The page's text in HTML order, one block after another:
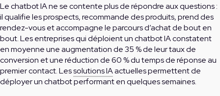
Le chatbot IA ne se contente plus de répondre aux questions :
il qualifie les prospects, recommande des produits, prend des
rendez-vous et accompagne le parcours d’achat de bout en
bout. Les entreprises qui déploient un chatbot IA constatent
en moyenne une augmentation de 35 % de leur taux de
conversion et une réduction de 60 % du temps de réponse au
premier contact. Lessolutions IAactuelles permettent de
déployer un chatbot performant en quelques semaines.